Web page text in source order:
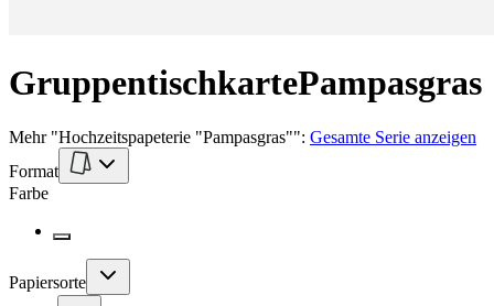
GruppentischkartePampasgras
Mehr"Hochzeitspapeterie "Pampasgras"": Gesamte Serie anzeigen
Format
Farbe
Papiersorte